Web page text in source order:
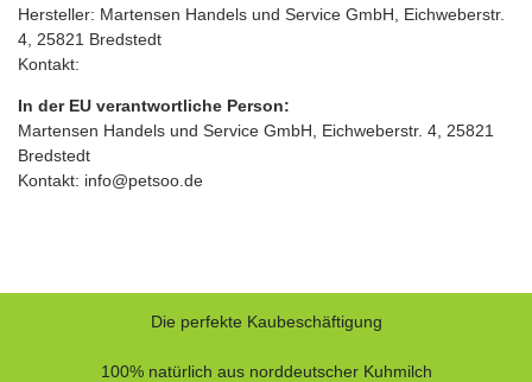
Hersteller: Martensen Handels und Service GmbH, Eichweberstr.
4, 25821 Bredstedt
Kontakt:
In der EU verantwortliche Person:
Martensen Handels und Service GmbH, Eichweberstr. 4, 25821
Bredstedt
Kontakt: info@petsoo.de
Die perfekte Kaubeschäftigung
100% natürlich aus norddeutscher Kuhmilch